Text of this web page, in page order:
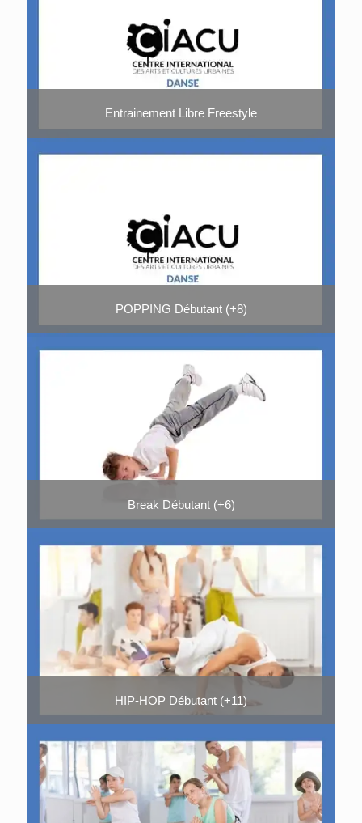
Entrainement Libre Freestyle
POPPING Débutant (+8)
Break Débutant (+6)
HIP-HOP Débutant (+11)